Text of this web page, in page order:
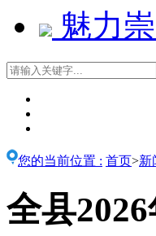
魅力
您的当前位置 : 首页>新
全县